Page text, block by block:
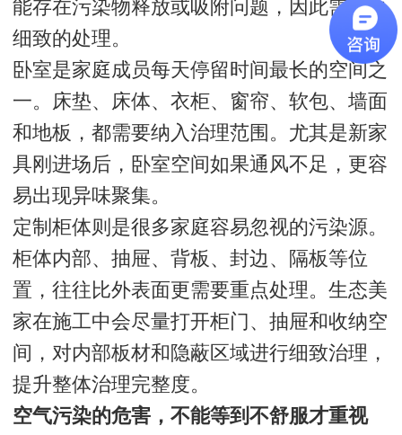
能存在污染物释放或吸附问题，因此需要更
细致的处理。
卧室是家庭成员每天停留时间最长的空间之
一。床垫、床体、衣柜、窗帘、软包、墙面
和地板，都需要纳入治理范围。尤其是新家
具刚进场后，卧室空间如果通风不足，更容
易出现异味聚集。
定制柜体则是很多家庭容易忽视的污染源。
柜体内部、抽屉、背板、封边、隔板等位
置，往往比外表面更需要重点处理。生态美
家在施工中会尽量打开柜门、抽屉和收纳空
间，对内部板材和隐蔽区域进行细致治理，
提升整体治理完整度。
空气污染的危害，不能等到不舒服才重视